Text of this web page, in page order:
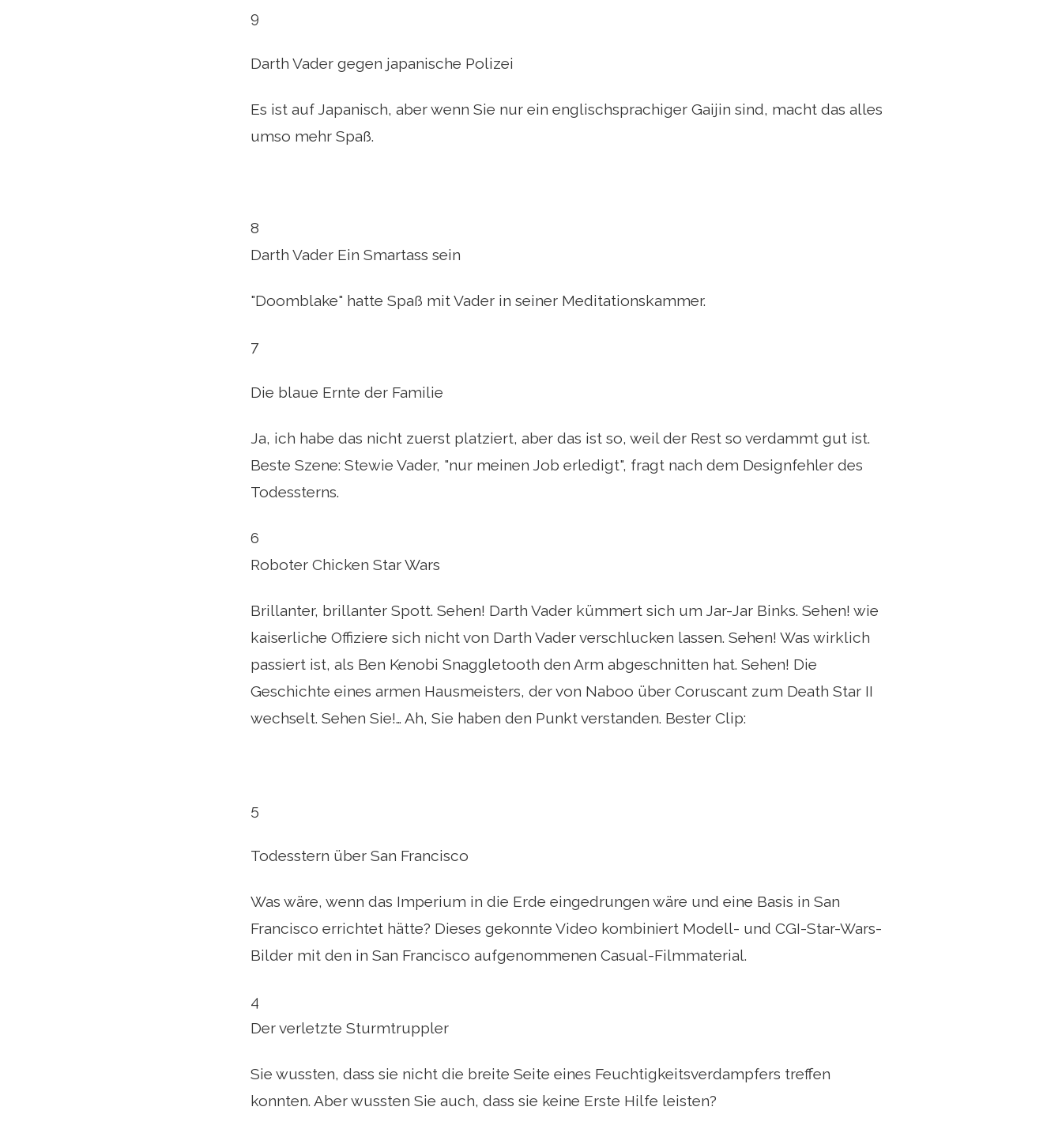
9
Darth Vader gegen japanische Polizei
Es ist auf Japanisch, aber wenn Sie nur ein englischsprachiger Gaijin sind, macht das alles
umso mehr Spaß.
8
Darth Vader Ein Smartass sein
"Doomblake" hatte Spaß mit Vader in seiner Meditationskammer.
7
Die blaue Ernte der Familie
Ja, ich habe das nicht zuerst platziert, aber das ist so, weil der Rest so verdammt gut ist.
Beste Szene: Stewie Vader, "nur meinen Job erledigt", fragt nach dem Designfehler des
Todessterns.
6
Roboter Chicken Star Wars
Brillanter, brillanter Spott. Sehen! Darth Vader kümmert sich um Jar-Jar Binks. Sehen! wie
kaiserliche Offiziere sich nicht von Darth Vader verschlucken lassen. Sehen! Was wirklich
passiert ist, als Ben Kenobi Snaggletooth den Arm abgeschnitten hat. Sehen! Die
Geschichte eines armen Hausmeisters, der von Naboo über Coruscant zum Death Star II
wechselt. Sehen Sie!… Ah, Sie haben den Punkt verstanden. Bester Clip:
5
Todesstern über San Francisco
Was wäre, wenn das Imperium in die Erde eingedrungen wäre und eine Basis in San
Francisco errichtet hätte? Dieses gekonnte Video kombiniert Modell- und CGI-Star-Wars-
Bilder mit den in San Francisco aufgenommenen Casual-Filmmaterial.
4
Der verletzte Sturmtruppler
Sie wussten, dass sie nicht die breite Seite eines Feuchtigkeitsverdampfers treffen
konnten. Aber wussten Sie auch, dass sie keine Erste Hilfe leisten?